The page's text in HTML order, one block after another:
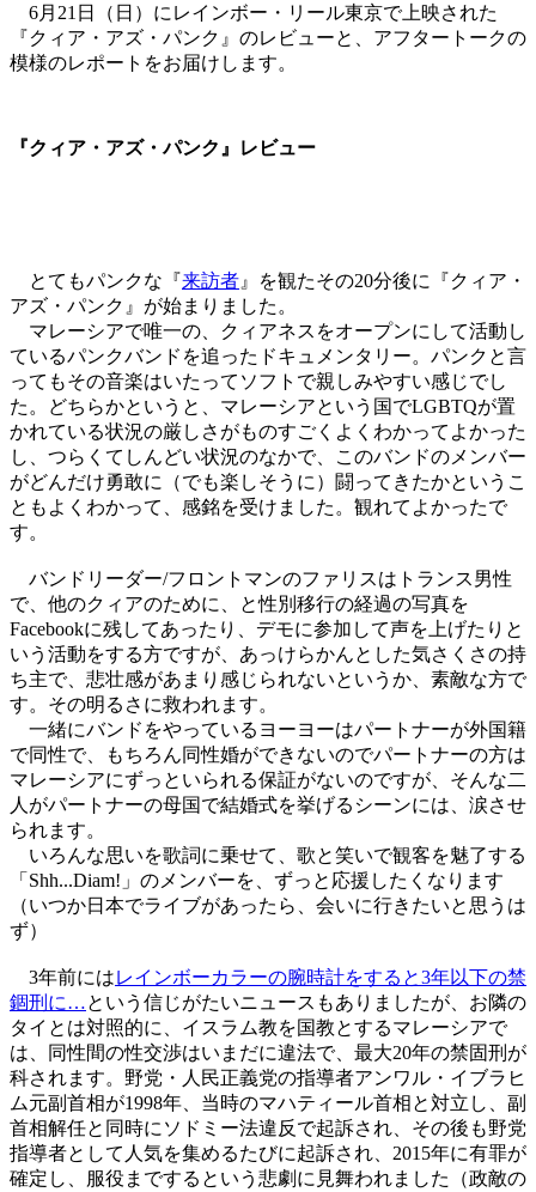
6月21日（日）にレインボー・リール東京で上映された
『クィア・アズ・パンク』のレビューと、アフタートークの
模様のレポートをお届けします。
『クィア・アズ・パンク』レビュー
とてもパンクな『来訪者 』を観たその20分後に『クィア・
アズ・パンク』が始まりました。
マレーシアで唯一の、クィアネスをオープンにして活動し
ているパンクバンドを追ったドキュメンタリー。パンクと言
ってもその音楽はいたってソフトで親しみやすい感じでし
た。どちらかというと、マレーシアという国でLGBTQが置
かれている状況の厳しさがものすごくよくわかってよかった
し、つらくてしんどい状況のなかで、このバンドのメンバー
がどんだけ勇敢に（でも楽しそうに）闘ってきたかというこ
ともよくわかって、感銘を受けました。観れてよかったで
す。
バンドリーダー/フロントマンのファリスはトランス男性
で、他のクィアのために、と性別移行の経過の写真を
Facebookに残してあったり、デモに参加して声を上げたりと
いう活動をする方ですが、あっけらかんとした気さくさの持
ち主で、悲壮感があまり感じられないというか、素敵な方で
す。その明るさに救われます。
一緒にバンドをやっているヨーヨーはパートナーが外国籍
で同性で、もちろん同性婚ができないのでパートナーの方は
マレーシアにずっといられる保証がないのですが、そんな二
人がパートナーの母国で結婚式を挙げるシーンには、涙させ
られます。
いろんな思いを歌詞に乗せて、歌と笑いで観客を魅了する
「Shh...Diam!」のメンバーを、ずっと応援したくなります
（いつか日本でライブがあったら、会いに行きたいと思うは
ず）
3年前にはレインボーカラーの腕時計をすると3年以下の禁
錮刑に…という信じがたいニュースもありましたが、お隣の
タイとは対照的に、イスラム教を国教とするマレーシアで
は、同性間の性交渉はいまだに違法で、最大20年の禁固刑が
科されます。野党・人民正義党の指導者アンワル・イブラヒ
ム元副首相が1998年、当時のマハティール首相と対立し、副
首相解任と同時にソドミー法違反で起訴され、その後も野党
指導者として人気を集めるたびに起訴され、2015年に有罪が
確定し、服役までするという悲劇に見舞われました（政敵の